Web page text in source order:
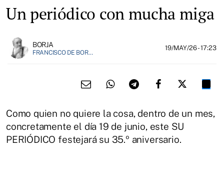
Un periódico con mucha miga
BORJA
FRANCISCO DE BORJA MÁRQUEZ, FUNDADOR DE EL FIELATO
19/MAY/26- 17:23
Como quien no quiere la cosa, dentro de un mes,
concretamente el día 19 de junio, este SU
PERIÓDICO festejará su 35.º aniversario.